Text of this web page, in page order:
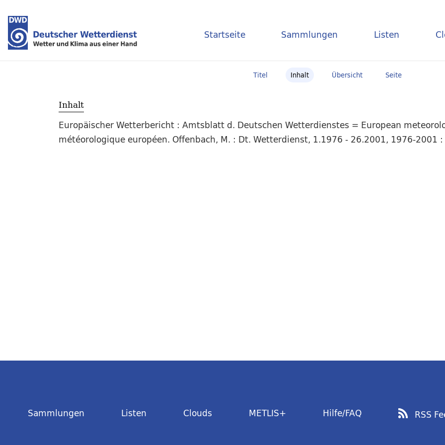
Startseite Sammlungen Listen
Titel Inhalt Übersicht Seite
Inhalt
Europäischer Wetterbericht : Amtsblatt d. Deutschen Wetterdienstes = European
météorologique européen. Offenbach, M. : Dt. Wetterdienst, 1.1976 - 26.2001, 1976-2001
Sammlungen Listen Clouds METLIS+ Hilfe/FAQ RSS